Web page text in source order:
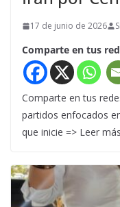
17 de junio de 2026
Comparte en tus
Comparte en tus
partidos enfocados
que inicie => Leer